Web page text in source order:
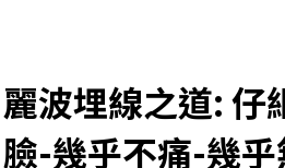
麗波埋線之道: 仔
臉-幾乎不痛-幾